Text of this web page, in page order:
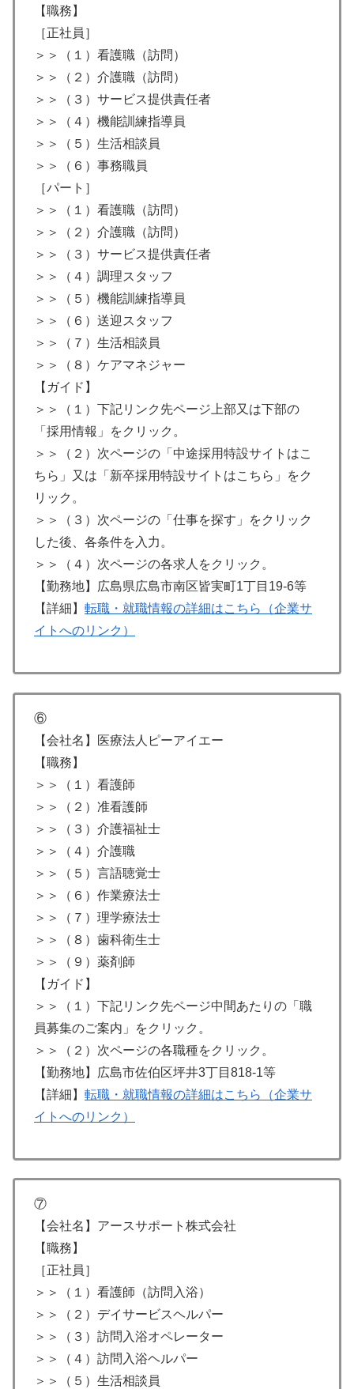
【職務】
［正社員］
＞＞（１）看護職（訪問）
＞＞（２）介護職（訪問）
＞＞（３）サービス提供責任者
＞＞（４）機能訓練指導員
＞＞（５）生活相談員
＞＞（６）事務職員
［パート］
＞＞（１）看護職（訪問）
＞＞（２）介護職（訪問）
＞＞（３）サービス提供責任者
＞＞（４）調理スタッフ
＞＞（５）機能訓練指導員
＞＞（６）送迎スタッフ
＞＞（７）生活相談員
＞＞（８）ケアマネジャー
【ガイド】
＞＞（１）下記リンク先ページ上部又は下部の
「採用情報」をクリック。
＞＞（２）次ページの「中途採用特設サイトはこ
ちら」又は「新卒採用特設サイトはこちら」をク
リック。
＞＞（３）次ページの「仕事を探す」をクリック
した後、各条件を入力。
＞＞（４）次ページの各求人をクリック。
【勤務地】広島県広島市南区皆実町1丁目19-6等
【詳細】 転職・就職情報の詳細はこちら（企業サ
イトへのリンク）
⑥
【会社名】医療法人ピーアイエー
【職務】
＞＞（１）看護師
＞＞（２）准看護師
＞＞（３）介護福祉士
＞＞（４）介護職
＞＞（５）言語聴覚士
＞＞（６）作業療法士
＞＞（７）理学療法士
＞＞（８）歯科衛生士
＞＞（９）薬剤師
【ガイド】
＞＞（１）下記リンク先ページ中間あたりの「職
員募集のご案内」をクリック。
＞＞（２）次ページの各職種をクリック。
【勤務地】広島市佐伯区坪井3丁目818-1等
【詳細】 転職・就職情報の詳細はこちら（企業サ
イトへのリンク）
⑦
【会社名】アースサポート株式会社
【職務】
［正社員］
＞＞（１）看護師（訪問入浴）
＞＞（２）デイサービスヘルパー
＞＞（３）訪問入浴オペレーター
＞＞（４）訪問入浴ヘルパー
＞＞（５）生活相談員